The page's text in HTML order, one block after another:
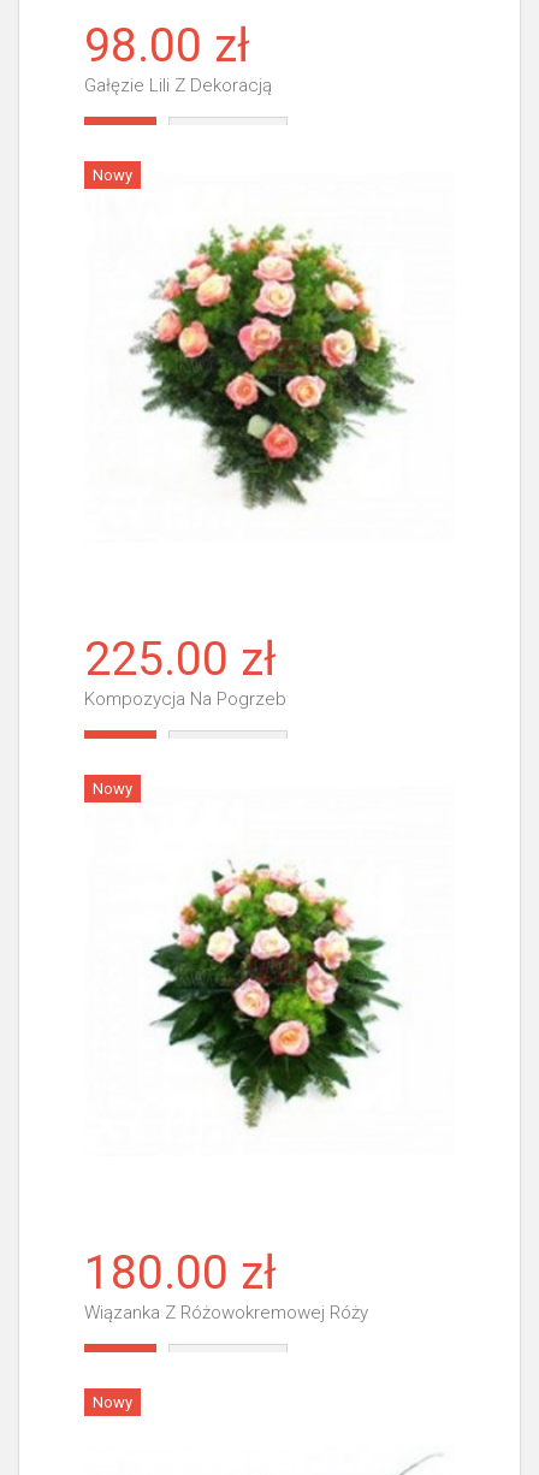
98.00 zł
Gałęzie Lili Z Dekoracją
Nowy
225.00 zł
Kompozycja Na Pogrzeb
Nowy
180.00 zł
Wiązanka Z Różowokremowej Róży
Nowy